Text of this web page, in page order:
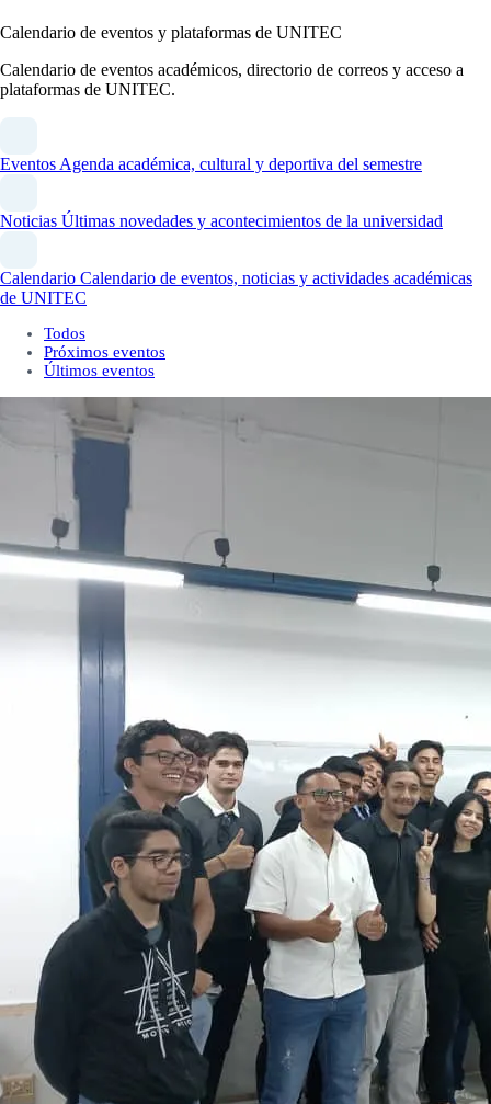
Calendario de eventos y plataformas de UNITEC
Calendario de eventos académicos, directorio de correos y acceso a
plataformas de UNITEC.
Eventos Agenda académica, cultural y deportiva del semestre
Noticias Últimas novedades y acontecimientos de la universidad
Calendario Calendario de eventos, noticias y actividades académicas
de UNITEC
Todos
Próximos eventos
Últimos eventos